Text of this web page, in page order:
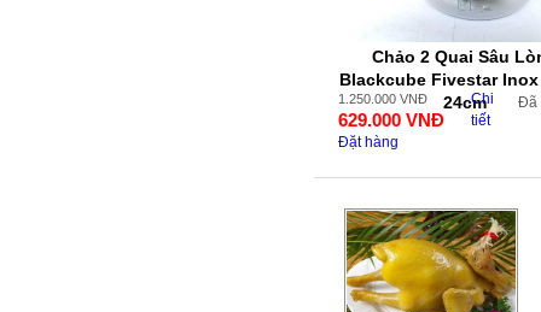
Chảo 2 Quai Sâu
Blackcube Fivestar
24cm
1.250.000 VNĐ
629.000 VNĐ
Đã
Chi
tiết
Đặt hàng